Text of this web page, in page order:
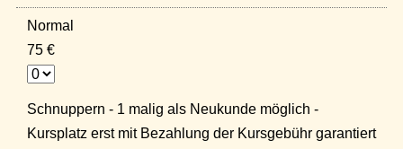
Normal
75 €
Schnuppern - 1 malig als Neukunde möglich -
Kursplatz erst mit Bezahlung der Kursgebühr garantiert